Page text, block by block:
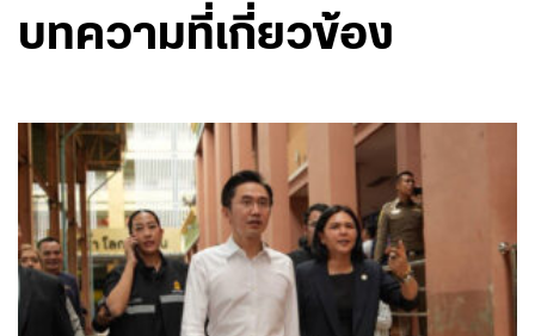
บทความที่เกี่ยวข้อง